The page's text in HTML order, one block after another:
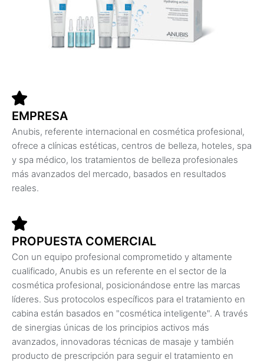
EMPRESA
Anubis, referente internacional en cosmética profesional,
ofrece a clínicas estéticas, centros de belleza, hoteles, spa
y spa médico, los tratamientos de belleza profesionales
más avanzados del mercado, basados en resultados
reales.
PROPUESTA COMERCIAL
Con un equipo profesional comprometido y altamente
cualificado, Anubis es un referente en el sector de la
cosmética profesional, posicionándose entre las marcas
líderes. Sus protocolos específicos para el tratamiento en
cabina están basados en "cosmética inteligente". A través
de sinergias únicas de los principios activos más
avanzados, innovadoras técnicas de masaje y también
producto de prescripción para seguir el tratamiento en